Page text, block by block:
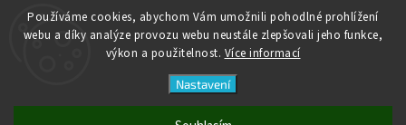
Používáme cookies, abychom Vám umožnili pohodlné prohlížení
webu a díky analýze provozu webu neustále zlepšovali jeho funkce,
výkon a použitelnost. Více informací
Nastavení